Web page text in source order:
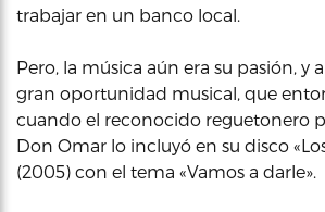
trabajar en un banco local.
Pero, la música aún era su pasión, y
gran oportunidad musical, que
cuando el reconocido reguetonero
Don Omar lo incluyó en su disco
(2005) con el tema «Vamos a darle».